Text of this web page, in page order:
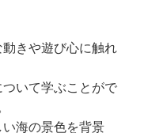
きや遊び心に触れ
いて学ぶことがで
海の景色を背景